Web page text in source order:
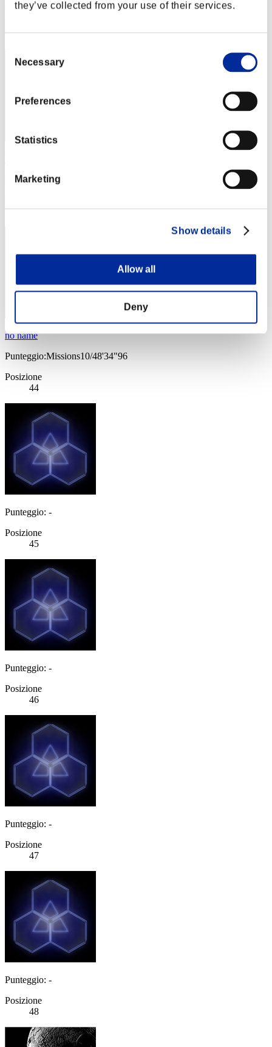
they’ve collected from your use of their services.
Selection
Necessary
Preferences
Statistics
Marketing
Show details
Allow all
Deny
Punteggio: -
42
Punteggio:Missions10/47'51"32
43
no name
Punteggio:Missions10/48'34"96
Posizione
44
Punteggio: -
Posizione
45
Punteggio: -
Posizione
46
Punteggio: -
Posizione
47
Punteggio: -
Posizione
48